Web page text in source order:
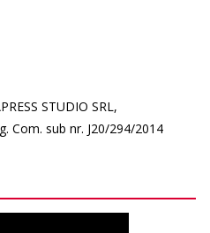
STUDIO SRL,
Com. sub nr. J20/294/2014